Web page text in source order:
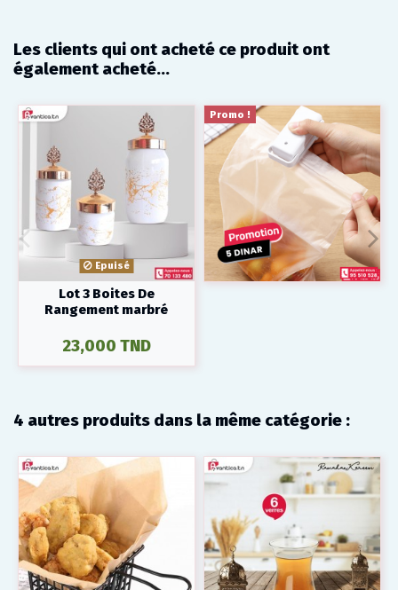
Les clients qui ont acheté ce produit ont
également acheté...
Epuisé
Lot 3 Boites De
Rangement marbré
23,000 TND
Promo !
4 autres produits dans la même catégorie :